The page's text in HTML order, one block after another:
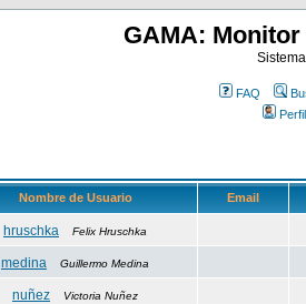
GAMA:
FAQ
Perfil
Nombre de Usuario Email
hruschka Felix Hruschka
medina Guillermo Medina
nuñez Victoria Nuñez